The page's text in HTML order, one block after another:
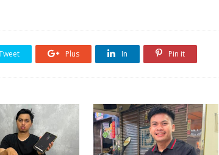
Plus In Pin it